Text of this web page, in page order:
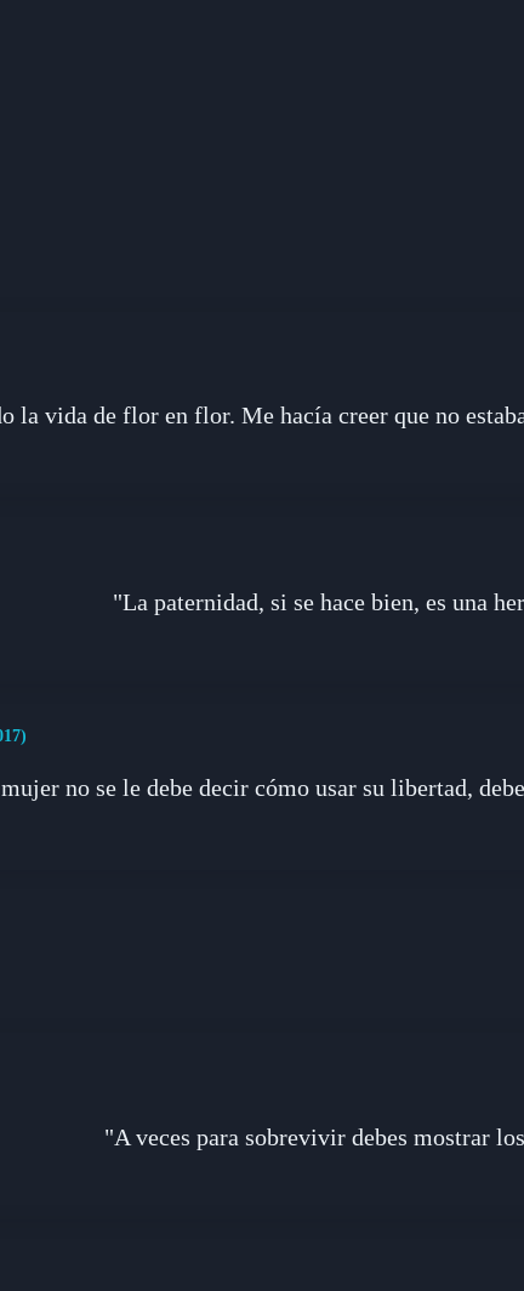
la vida de flor en flor. Me hacía creer que no
"La paternidad, si se hace bien, es una
no se le debe decir cómo usar su libertad,
"A veces para sobrevivir debes mostrar